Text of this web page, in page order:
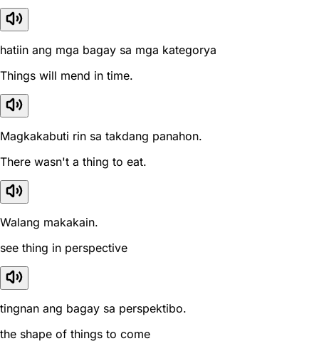
hatiin ang mga bagay sa mga kategorya
Things will mend in time.
Magkakabuti rin sa takdang panahon.
There wasn't a thing to eat.
Walang makakain.
see thing in perspective
tingnan ang bagay sa perspektibo.
the shape of things to come